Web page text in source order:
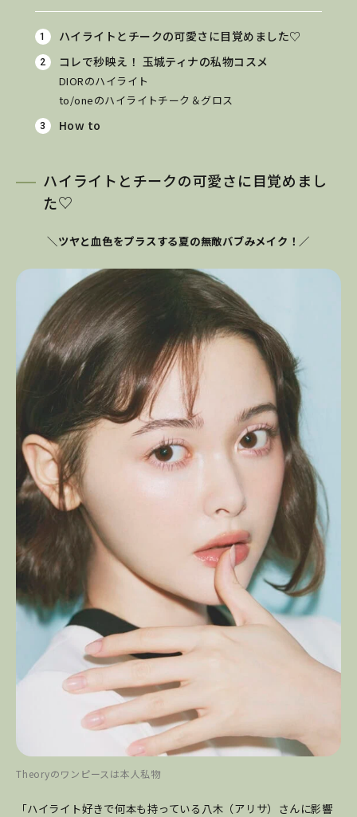
ハイライトとチークの可愛さに目覚めました♡
コレで秒映え！ 玉城ティナの私物コスメ
DIORのハイライト
to/oneのハイライトチーク＆グロス
How to
ハイライトとチークの可愛さに目覚めまし
た♡
＼ツヤと血色をプラスする夏の無敵バブみメイク！／
Theoryのワンピースは本人私物
「ハイライト好きで何本も持っている八木（アリサ）さんに影響